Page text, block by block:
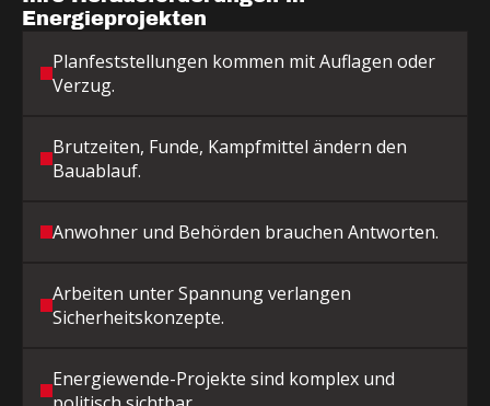
Energieprojekten
Planfeststellungen kommen mit Auflagen oder
Verzug.
Brutzeiten, Funde, Kampfmittel ändern den
Bauablauf.
Anwohner und Behörden brauchen Antworten.
Arbeiten unter Spannung verlangen
Sicherheitskonzepte.
Energiewende-Projekte sind komplex und